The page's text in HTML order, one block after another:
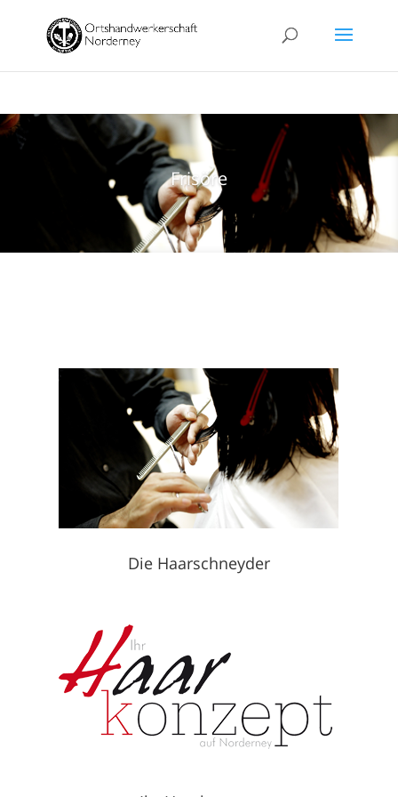
Frisöre
Die Haarschneyder